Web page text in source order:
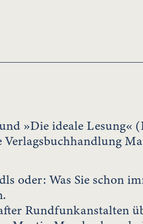
»Die ideale Lesung«
Verlagsbuchhandlung
oder: Was Sie schon
Rundfunkanstalten